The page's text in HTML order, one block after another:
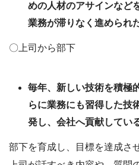
めの人材のアサインなど
業務が滞りなく進められ
〇上司から部下
毎年、新しい技術を積極
らに業務にも習得した技
発し、会社へ貢献してい
部下を育成し、目標を達成さ